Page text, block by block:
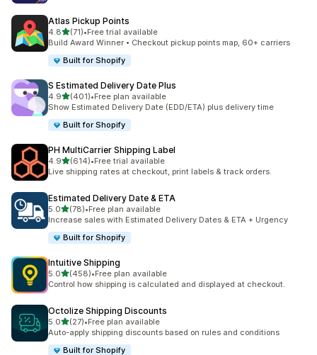
Atlas Pickup Points
4.8별 5개 중
(71)
총 리뷰 71개
•Free trial available
Build Award Winner • Checkout pickup points map, 60+ carriers
Built for Shopify
S Estimated Delivery Date Plus
4.9별 5개 중
(401)
총 리뷰 401개
•Free plan available
Show Estimated Delivery Date (EDD/ETA) plus delivery time
Built for Shopify
PH MultiCarrier Shipping Label
4.9별 5개 중
(614)
총 리뷰 614개
•Free trial available
Live shipping rates at checkout, print labels & track orders.
Estimated Delivery Date & ETA
5.0별 5개 중
(78)
총 리뷰 78개
•Free plan available
Increase sales with Estimated Delivery Dates & ETA + Urgency
Built for Shopify
Intuitive Shipping
5.0별 5개 중
(458)
총 리뷰 458개
•Free plan available
Control how shipping is calculated and displayed at checkout.
Octolize Shipping Discounts
5.0별 5개 중
(27)
총 리뷰 27개
•Free plan available
Auto-apply shipping discounts based on rules and conditions
Built for Shopify